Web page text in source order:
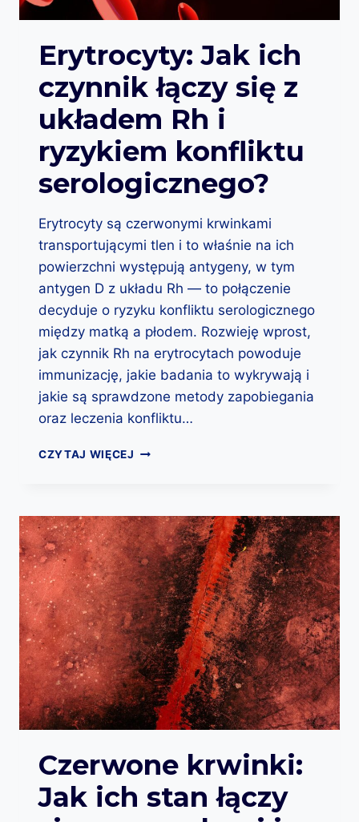
E
O
?
N
Z
A
J
E
J
B
U
D
O
A
I
F
N
K
C
W
P
R
E
D
I
A
G
N
O
S
T
Y
C
Z
N
E
?
Erytrocyty: Jak ich
czynnik łączy się z
układem Rh i
ryzykiem konfliktu
serologicznego?
Erytrocyty są czerwonymi krwinkami
transportującymi tlen i to właśnie na ich
powierzchni występują antygeny, w tym
antygen D z układu Rh — to połączenie
decyduje o ryzyku konfliktu serologicznego
między matką a płodem. Rozwieję wprost,
jak czynnik Rh na erytrocytach powoduje
immunizację, jakie badania to wykrywają i
jakie są sprawdzone metody zapobiegania
oraz leczenia konfliktu…
CZYTAJ WIĘCEJ E
R
O
C
Y
T
Y
:
J
A
K
I
C
H
Y
N
Czerwone krwinki:
Jak ich stan łączy